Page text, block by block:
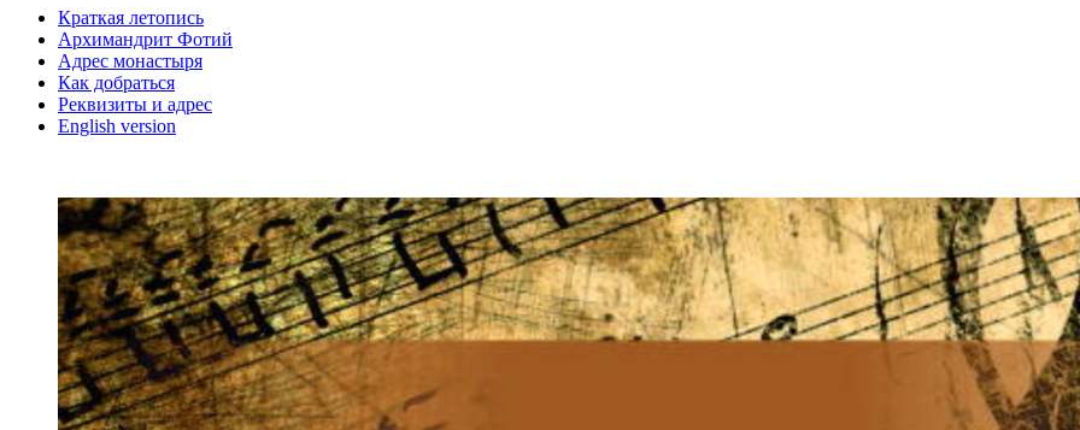
Краткая летопись
Архимандрит Фотий
Адрес монастыря
Как добраться
Реквизиты и адрес
English version